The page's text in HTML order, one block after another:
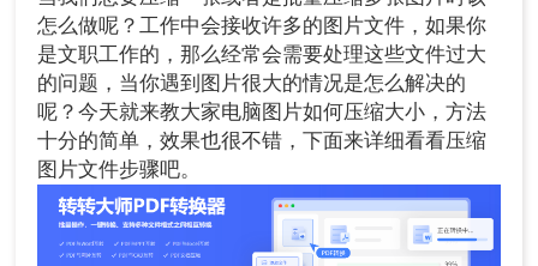
怎么做呢？工作中会接收许多的图片文件，如果你
是文职工作的，那么经常会需要处理这些文件过大
的问题，当你遇到图片很大的情况是怎么解决的
呢？今天就来教大家电脑图片如何压缩大小，方法
十分的简单，效果也很不错，下面来详细看看压缩
图片文件步骤吧。